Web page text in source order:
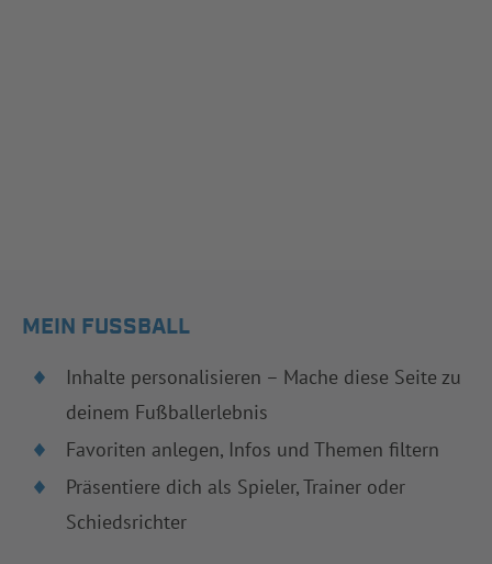
MEIN FUSSBALL
Inhalte personalisieren – Mache diese Seite zu
deinem Fußballerlebnis
Favoriten anlegen, Infos und Themen filtern
Präsentiere dich als Spieler, Trainer oder
Schiedsrichter